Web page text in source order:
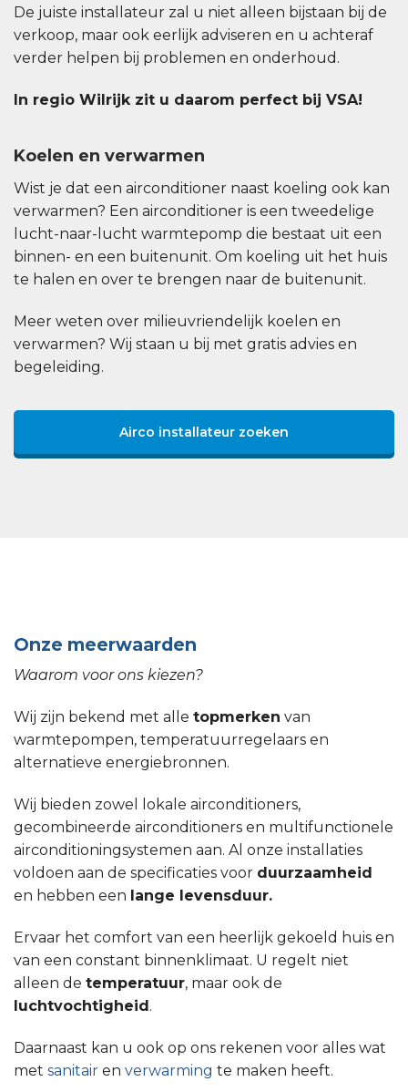
De juiste installateur zal u niet alleen bijstaan bij de
verkoop, maar ook eerlijk adviseren en u achteraf
verder helpen bij problemen en onderhoud.
In regio Wilrijk zit u daarom perfect bij VSA!
Koelen en verwarmen
Wist je dat een airconditioner naast koeling ook kan
verwarmen? Een airconditioner is een tweedelige
lucht-naar-lucht warmtepomp die bestaat uit een
binnen- en een buitenunit. Om koeling uit het huis
te halen en over te brengen naar de buitenunit.
Meer weten over milieuvriendelijk koelen en
verwarmen? Wij staan u bij met gratis advies en
begeleiding.
Airco installateur zoeken
Onze meerwaarden
Waarom voor ons kiezen?
Wij zijn bekend met alle topmerken van
warmtepompen, temperatuurregelaars en
alternatieve energiebronnen.
Wij bieden zowel lokale airconditioners,
gecombineerde airconditioners en multifunctionele
airconditioningsystemen aan. Al onze installaties
voldoen aan de specificaties voor duurzaamheid
en hebben een lange levensduur.
Ervaar het comfort van een heerlijk gekoeld huis en
van een constant binnenklimaat. U regelt niet
alleen de temperatuur, maar ook de
luchtvochtigheid.
Daarnaast kan u ook op ons rekenen voor alles wat
met sanitair en verwarming te maken heeft.